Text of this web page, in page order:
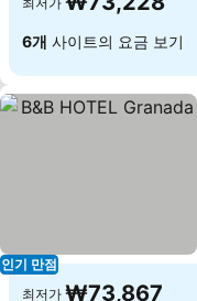
6개 사이트의 요금 보기
인기 만점
최저가 ₩73,867